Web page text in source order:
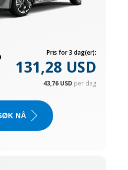
Pris for 3 dag(er):
131,28 USD
43,76 USD per dag
NÅ